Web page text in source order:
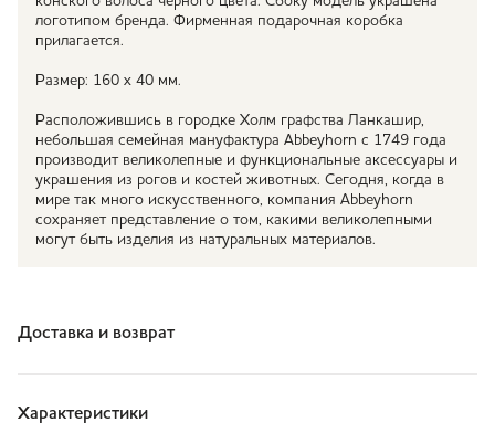
логотипом бренда. Фирменная подарочная коробка
прилагается.
Размер: 160 x 40 мм.
Расположившись в городке Холм графства Лaнкашир,
небольшая семейная мануфактура Abbeyhorn с 1749 года
производит великолепные и функциональные аксессуары и
украшения из рогов и костей животных. Сегодня, когда в
мире так много искусственного, компания Abbeyhorn
сохраняет представление о том, какими великолепными
могут быть изделия из натуральных материалов.
Доставка и возврат
Характеристики